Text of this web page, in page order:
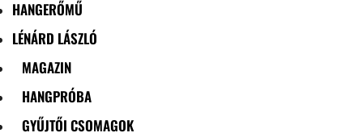
HANGERŐMŰ
LÉNÁRD LÁSZLÓ
MAGAZIN
HANGPRÓBA
GYŰJTŐI CSOMAGOK